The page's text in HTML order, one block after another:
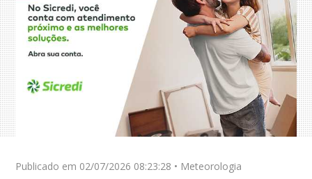
Publicado em 02/07/2026 08:23:28 • Meteorologia